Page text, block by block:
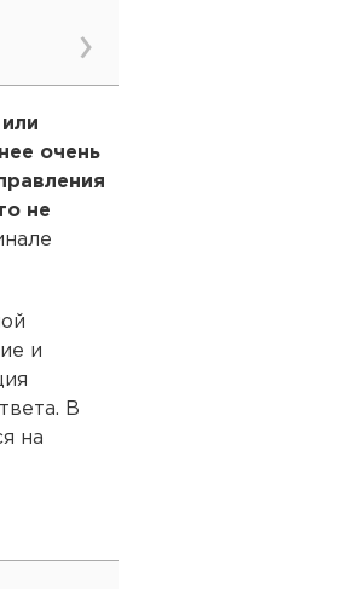
очень
не
и
В
на